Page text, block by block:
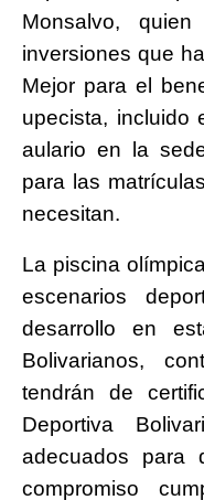
Monsalvo,
inversiones que
Mejor para el
upecista, incluido
aulario en la
para las
necesitan.
La piscina
escenarios
desarrollo en
Bolivarianos,
tendrán de
Deportiva
adecuados para
compromiso